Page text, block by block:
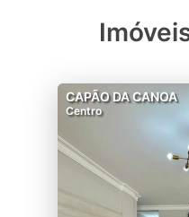
CAPÃO DA CANOA
Centro